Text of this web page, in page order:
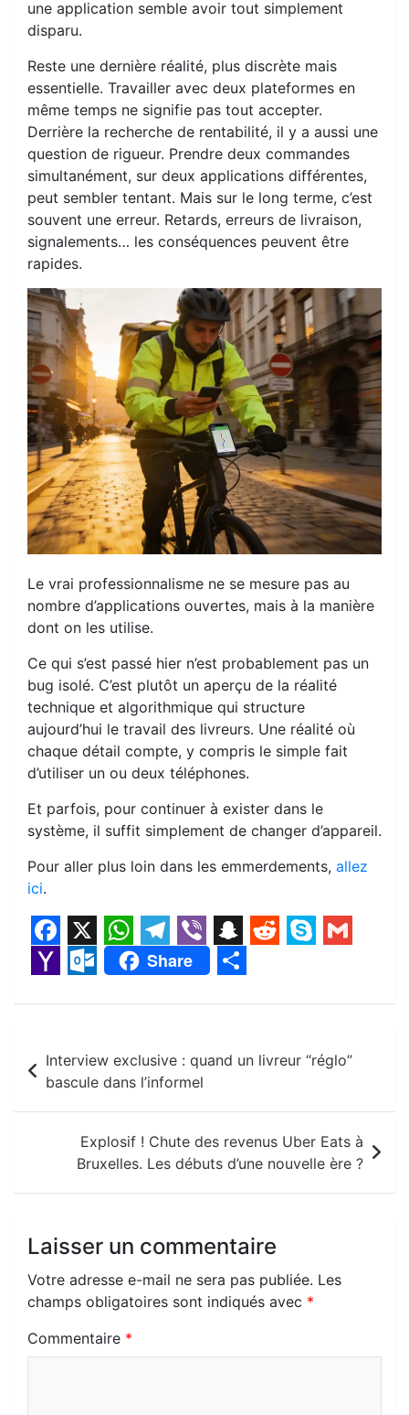
une application semble avoir tout simplement
disparu.
Reste une dernière réalité, plus discrète mais
essentielle. Travailler avec deux plateformes en
même temps ne signifie pas tout accepter.
Derrière la recherche de rentabilité, il y a aussi une
question de rigueur. Prendre deux commandes
simultanément, sur deux applications différentes,
peut sembler tentant. Mais sur le long terme, c’est
souvent une erreur. Retards, erreurs de livraison,
signalements… les conséquences peuvent être
rapides.
Le vrai professionnalisme ne se mesure pas au
nombre d’applications ouvertes, mais à la manière
dont on les utilise.
Ce qui s’est passé hier n’est probablement pas un
bug isolé. C’est plutôt un aperçu de la réalité
technique et algorithmique qui structure
aujourd’hui le travail des livreurs. Une réalité où
chaque détail compte, y compris le simple fait
d’utiliser un ou deux téléphones.
Et parfois, pour continuer à exister dans le
système, il suffit simplement de changer d’appareil.
Pour aller plus loin dans les emmerdements, allez
ici.
F
e
b
o
X W
s
A
p
p
T
g
r
a
m
V
r
S
p
c
h
a
t
d
i
t
e
l
h
o
o
i
t
l
o
o
k
.
o
m
Share
a
r
e
Navigation
de
l’article
Interview exclusive : quand un livreur “réglo”
bascule dans l’informel
Explosif ! Chute des revenus Uber Eats à
Bruxelles. Les débuts d’une nouvelle ère ?
Laisser un commentaire
Votre adresse e-mail ne sera pas publiée. Les
champs obligatoires sont indiqués avec *
Commentaire *